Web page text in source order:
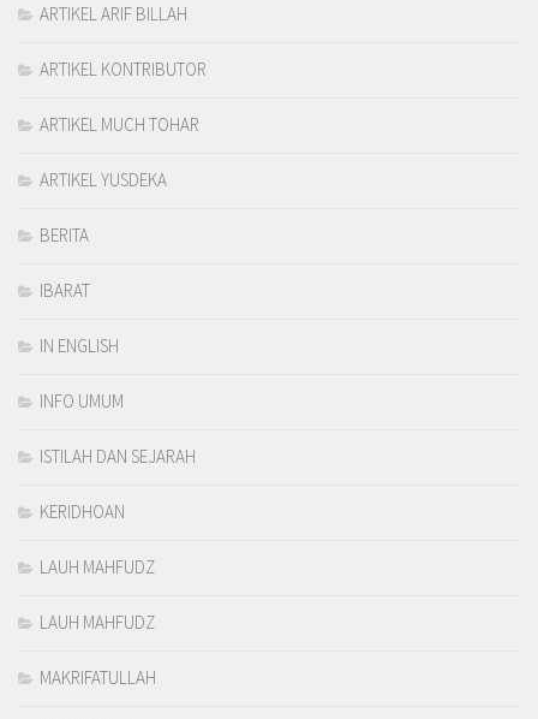
ARTIKEL ARIF BILLAH
ARTIKEL KONTRIBUTOR
ARTIKEL MUCH TOHAR
ARTIKEL YUSDEKA
BERITA
IBARAT
IN ENGLISH
INFO UMUM
ISTILAH DAN SEJARAH
KERIDHOAN
LAUH MAHFUDZ
LAUH MAHFUDZ
MAKRIFATULLAH